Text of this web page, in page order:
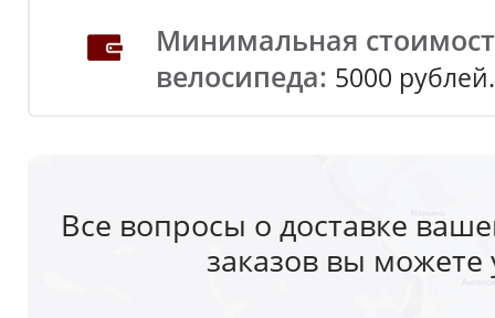
Минимальная
велосипеда: 5000 рублей.
Все вопросы о доставке
заказов вы можете